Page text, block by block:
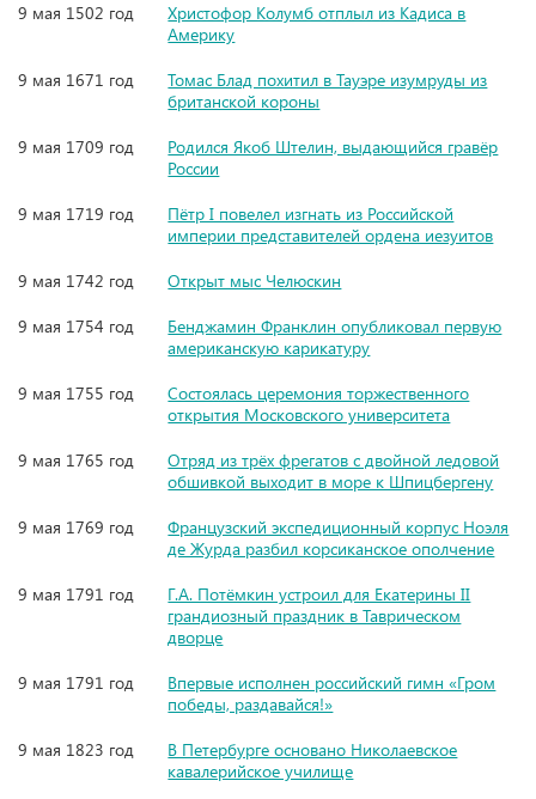
9 мая 1502 год
Христофор Колумб отплыл из Кадиса в
Америку
9 мая 1671 год
Томас Блад похитил в Тауэре изумруды из
британской короны
9 мая 1709 год
Родился Якоб Штелин, выдающийся гравёр
России
9 мая 1719 год
Пётр I повелел изгнать из Российской
империи представителей ордена иезуитов
9 мая 1742 год
Открыт мыс Челюскин
9 мая 1754 год
Бенджамин Франклин опубликовал первую
американскую карикатуру
9 мая 1755 год
Состоялась церемония торжественного
открытия Московского университета
9 мая 1765 год
Отряд из трёх фрегатов с двойной ледовой
обшивкой выходит в море к Шпицбергену
9 мая 1769 год
Французский экспедиционный корпус Ноэля
де Журда разбил корсиканское ополчение
9 мая 1791 год
Г.А. Потёмкин устроил для Екатерины II
грандиозный праздник в Таврическом
дворце
9 мая 1791 год
Впервые исполнен российский гимн «Гром
победы, раздавайся!»
9 мая 1823 год
В Петербурге основано Николаевское
кавалерийское училище